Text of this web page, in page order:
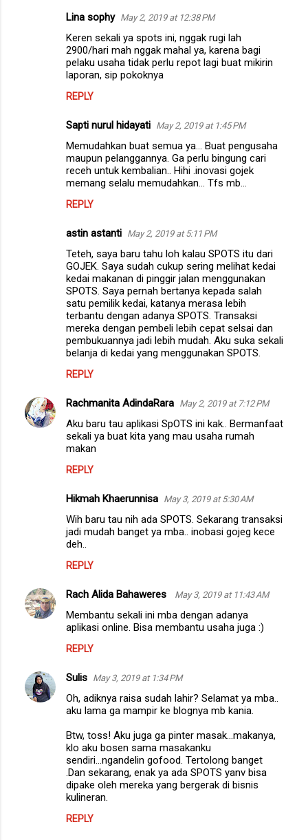
Lina sophy May 2, 2019 at 12:38 PM
Keren sekali ya spots ini, nggak rugi lah
2900/hari mah nggak mahal ya, karena bagi
pelaku usaha tidak perlu repot lagi buat mikirin
laporan, sip pokoknya
REPLY
Sapti nurul hidayati May 2, 2019 at 1:45 PM
Memudahkan buat semua ya... Buat pengusaha
maupun pelanggannya. Ga perlu bingung cari
receh untuk kembalian.. Hihi .inovasi gojek
memang selalu memudahkan... Tfs mb...
REPLY
astin astanti May 2, 2019 at 5:11 PM
Teteh, saya baru tahu loh kalau SPOTS itu dari
GOJEK. Saya sudah cukup sering melihat kedai
kedai makanan di pinggir jalan menggunakan
SPOTS. Saya pernah bertanya kepada salah
satu pemilik kedai, katanya merasa lebih
terbantu dengan adanya SPOTS. Transaksi
mereka dengan pembeli lebih cepat selsai dan
pembukuannya jadi lebih mudah. Aku suka sekali
belanja di kedai yang menggunakan SPOTS.
REPLY
Rachmanita AdindaRara May 2, 2019 at 7:12 PM
Aku baru tau aplikasi SpOTS ini kak.. Bermanfaat
sekali ya buat kita yang mau usaha rumah
makan
REPLY
Hikmah Khaerunnisa May 3, 2019 at 5:30 AM
Wih baru tau nih ada SPOTS. Sekarang transaksi
jadi mudah banget ya mba.. inobasi gojeg kece
deh..
REPLY
Rach Alida Bahaweres May 3, 2019 at 11:43 AM
Membantu sekali ini mba dengan adanya
aplikasi online. Bisa membantu usaha juga :)
REPLY
Sulis May 3, 2019 at 1:34 PM
Oh, adiknya raisa sudah lahir? Selamat ya mba..
aku lama ga mampir ke blognya mb kania.
Btw, toss! Aku juga ga pinter masak...makanya,
klo aku bosen sama masakanku
sendiri...ngandelin gofood. Tertolong banget
.Dan sekarang, enak ya ada SPOTS yanv bisa
dipake oleh mereka yang bergerak di bisnis
kulineran.
REPLY